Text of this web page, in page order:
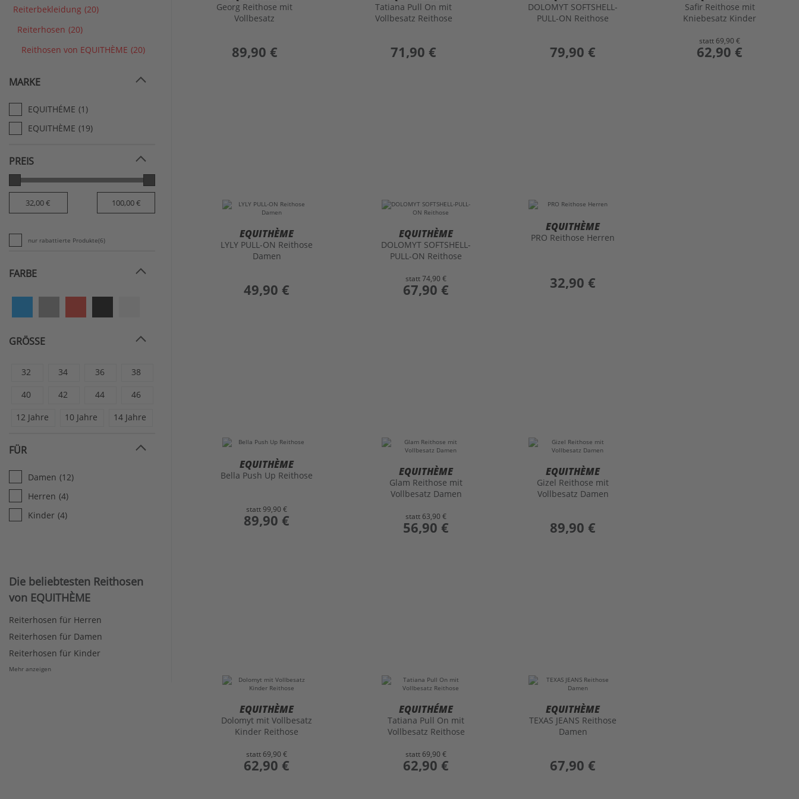
Georg Reithose mit
Vollbesatz
preis
89,90 €
Tatiana Pull On mit
Vollbesatz Reithose
preis
71,90 €
DOLOMYT SOFTSHELL-
PULL-ON Reithose
preis
79,90 €
Safir Reithose mit
Kniebesatz Kinder
statt 69,90 €
preis
62,90 €
EQUITHÈME
LYLY PULL-ON Reithose
Damen
preis
49,90 €
EQUITHÈME
DOLOMYT SOFTSHELL-
PULL-ON Reithose
statt74,90 €
preis
67,90 €
EQUITHÈME
PRO Reithose Herren
preis
32,90 €
EQUITHÈME
Bella Push Up Reithose
statt 99,90 €
preis
89,90 €
EQUITHÈME
Glam Reithose mit
Vollbesatz Damen
statt 63,90 €
preis
56,90 €
EQUITHÈME
Gizel Reithose mit
Vollbesatz Damen
preis
89,90 €
EQUITHÈME
Dolomyt mit Vollbesatz
Kinder Reithose
statt 69,90 €
preis
62,90 €
EQUITHÉME
Tatiana Pull On mit
Vollbesatz Reithose
statt 69,90 €
preis
62,90 €
EQUITHÈME
TEXAS JEANS Reithose
Damen
preis
67,90 €
Reiterbekleidung (20)
Reiterhosen (20)
Reithosen von EQUITHÈME (20)
MARKE
EQUITHÉME (1)
EQUITHÈME (19)
PREIS
nur rabattierte Produkte(6)
FARBE
GRÖSSE
32 34 36 38
40 42 44 46
12 Jahre 10 Jahre 14 Jahre
FÜR
Damen (12)
Herren (4)
Kinder (4)
Die beliebtesten Reithosen
von EQUITHÈME
Reiterhosen für Herren
Reiterhosen für Damen
Reiterhosen für Kinder
Mehr anzeigen